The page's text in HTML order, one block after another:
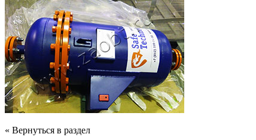
« Вернуться в раздел